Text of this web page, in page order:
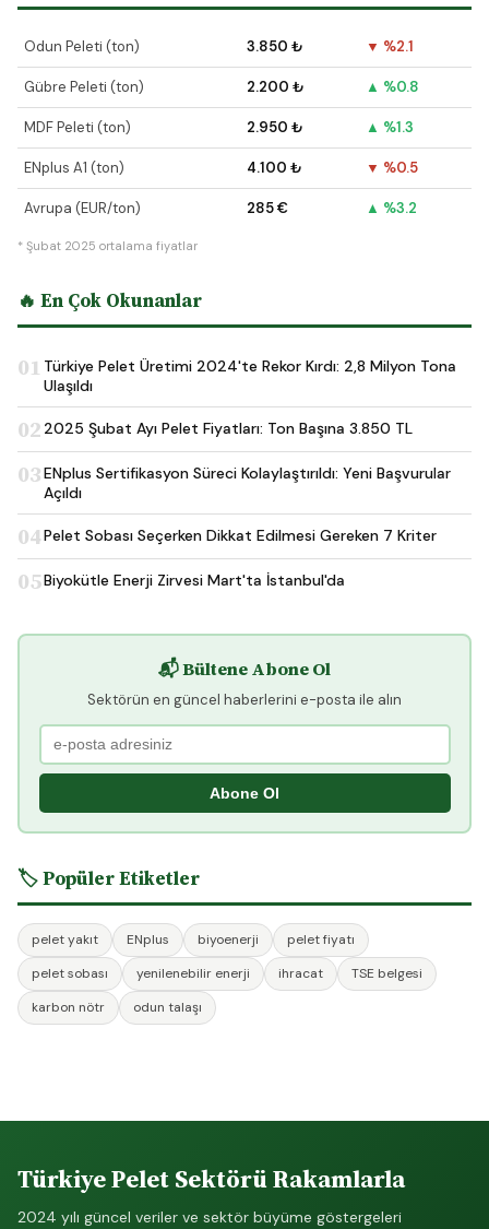
Odun Peleti (ton) 3.850 ₺ ▼ %2.1
Gübre Peleti (ton) 2.200 ₺ ▲ %0.8
MDF Peleti (ton) 2.950 ₺ ▲ %1.3
ENplus A1 (ton) 4.100 ₺ ▼ %0.5
Avrupa (EUR/ton) 285 € ▲ %3.2
* Şubat 2025 ortalama fiyatlar
🔥 En Çok Okunanlar
01 Türkiye Pelet Üretimi 2024'te Rekor Kırdı: 2,8 Milyon Tona
Ulaşıldı
02 2025 Şubat Ayı Pelet Fiyatları: Ton Başına 3.850 TL
03ENplus Sertifikasyon Süreci Kolaylaştırıldı: Yeni Başvurular
Açıldı
04Pelet Sobası Seçerken Dikkat Edilmesi Gereken 7 Kriter
05Biyokütle Enerji Zirvesi Mart'ta İstanbul'da
📬 Bültene Abone Ol
Sektörün en güncel haberlerini e-posta ile alın
Abone Ol
🏷️ Popüler Etiketler
pelet yakıt ENplus biyoenerji
pelet fiyatı
pelet sobası
yenilenebilir enerji ihracat
TSE belgesi
karbon nötr
odun talaşı
Türkiye Pelet Sektörü Rakamlarla
2024 yılı güncel veriler ve sektör büyüme göstergeleri